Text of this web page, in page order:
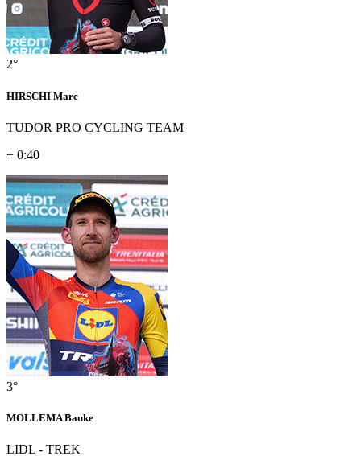
2°
HIRSCHI Marc
TUDOR PRO CYCLING TEAM
+ 0:40
3°
MOLLEMA Bauke
LIDL - TREK